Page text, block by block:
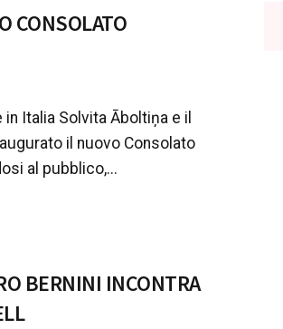
CONSOLATO
Italia Solvita Āboltiņa e il
il nuovo Consolato
al pubblico,...
BERNINI INCONTRA